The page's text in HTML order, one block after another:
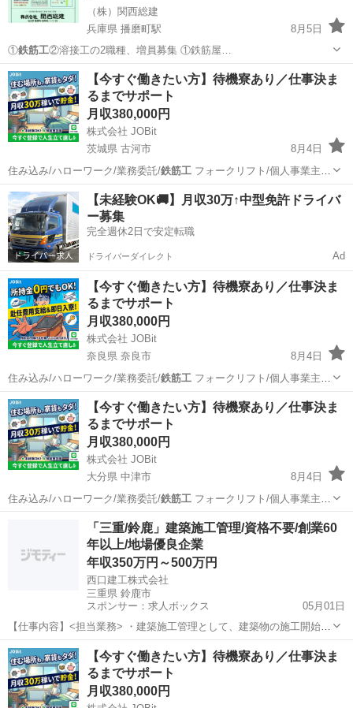
（株）関西総建
兵庫県 播磨町駅
8月5日
①鉄筋工 ②溶接工の2職種、増員募集 ①鉄筋屋…
兵庫 加古郡 播磨町駅 その他 鉄筋工
【今すぐ働きたい方】待機寮あり／仕事決ま
るまでサポート
月収380,000円
株式会社 JOBit
茨城県 古河市
8月4日
住み込み/ハローワーク/業務委託/鉄筋工フォークリフト/個人事業主/
ービス…
茨城 古河市 物流
【未経験OK🚚】月収30万↑中型免許ドライバ
ー募集
完全週休2日で安定転職
ドライバーダイレクト Ad
【今すぐ働きたい方】待機寮あり／仕事決ま
るまでサポート
月収380,000円
株式会社 JOBit
奈良県 奈良市
8月4日
住み込み/ハローワーク/業務委託/鉄筋工フォークリフト/個人事業主/
ービス…
奈良 奈良市 物流 住み込み
【今すぐ働きたい方】待機寮あり／仕事決ま
るまでサポート
月収380,000円
株式会社 JOBit
大分県 中津市
8月4日
住み込み/ハローワーク/業務委託/鉄筋工フォークリフト/個人事業主/
ービス…
物流 住み込み
「三重/鈴鹿」建築施工管理/資格不要/創業60
年以上/地場優良企業
年収350万円～500万円
西口建工株式会社
三重県 鈴鹿市
スポンサー：求人ボックス
05月01日
【仕事内容】<担当業務> ・建築施工管理として、建築物の施工開始か
ら竣工までの品質、安全、工程、予算などの管理を行います。現場監
督として現場に責任を持ち、業務を遂行いただきます。 ・現場は三重
県北勢地区が中心です。 ・工場や店舗な...
正社員
【今すぐ働きたい方】待機寮あり／仕事決ま
るまでサポート
月収380,000円